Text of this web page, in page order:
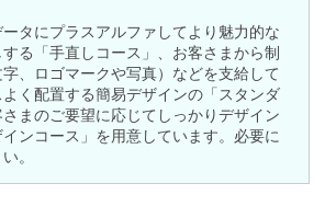
タにプラスアルファしてより魅力的な
る「手直しコース」、お客さまから制
、ロゴマークや写真）などを支給して
く配置する簡易デザインの「スタンダ
まのご要望に応じてしっかりデザイン
ンコース」を用意しています。必要に
。